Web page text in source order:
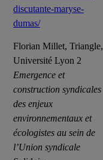
discutante-maryse-
dumas/
Florian Millet, Triangle,
Université Lyon 2
Emergence et
construction syndicales
des enjeux
environnementaux et
écologistes au sein de
l’Union syndicale